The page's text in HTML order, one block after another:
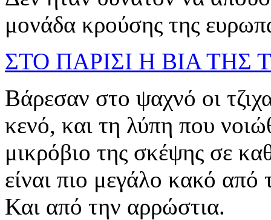
μονάδα κρούσης της
ΣΤΟ ΠΑΡΙΣΙ Η ΒΙΑ ΤΗΣ
Βάρεσαν στο ψαχνό οι
κενό, και τη λύπη που
μικρόβιο της σκέψης σε
είναι πιο μεγάλο κακό
Και από την αρρώστια.